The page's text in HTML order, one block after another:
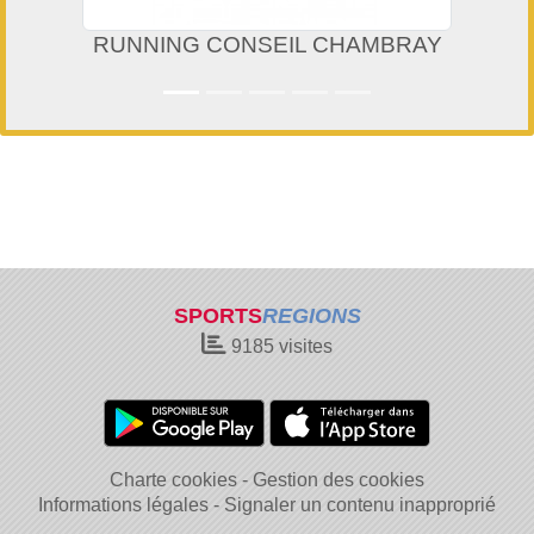
RUNNING CONSEIL CHAMBRAY
SPORTSREGIONS
9185 visites
Charte cookies
Gestion des cookies
Informations légales
Signaler un contenu inapproprié